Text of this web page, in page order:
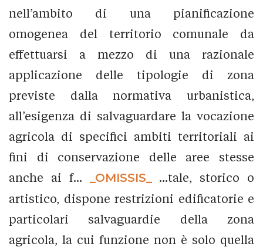
nell’ambito di una pianificazione
omogenea del territorio comunale da
effettuarsi a mezzo di una razionale
applicazione delle tipologie di zona
previste dalla normativa urbanistica,
all’esigenza di salvaguardare la vocazione
agricola di specifici ambiti territoriali ai
fini di conservazione delle aree stesse
anche ai f...
_OMISSIS_
...tale, storico o
artistico, dispone restrizioni edificatorie e
particolari salvaguardie della zona
agricola, la cui funzione non è solo quella